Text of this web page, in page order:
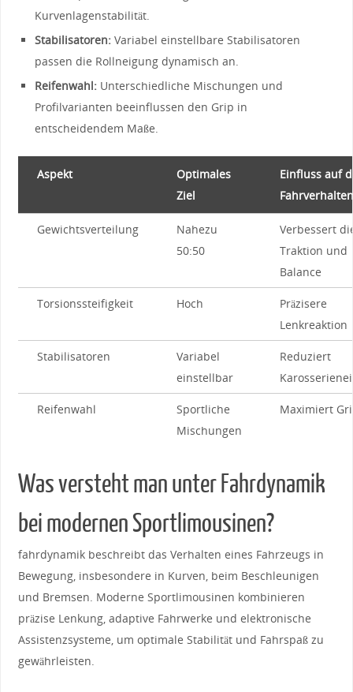
Kurvenlagenstabilität.
Stabilisatoren: Variabel einstellbare Stabilisatoren
passen die Rollneigung dynamisch an.
Reifenwahl: Unterschiedliche Mischungen und
Profilvarianten beeinflussen den Grip in
entscheidendem Maße.
Aspekt
Optimales
Ziel
Einfluss auf
Fahrverhalten
Gewichtsverteilung
Nahezu
50:50
Verbessert
Traktion und
Balance
Torsionssteifigkeit Hoch
Präzisere
Lenkreaktion
Stabilisatoren
Variabel
einstellbar
Reduziert
Reifenwahl
Sportliche ​
Mischungen
Maximiert
Was versteht man unter Fahrdynamik
bei modernen Sportlimousinen?
fahrdynamik beschreibt das Verhalten eines Fahrzeugs in
Bewegung, insbesondere in Kurven, beim Beschleunigen
und Bremsen. Moderne Sportlimousinen kombinieren
präzise Lenkung, ⁤adaptive Fahrwerke und elektronische
Assistenzsysteme, um optimale Stabilität und Fahrspaß zu
gewährleisten.